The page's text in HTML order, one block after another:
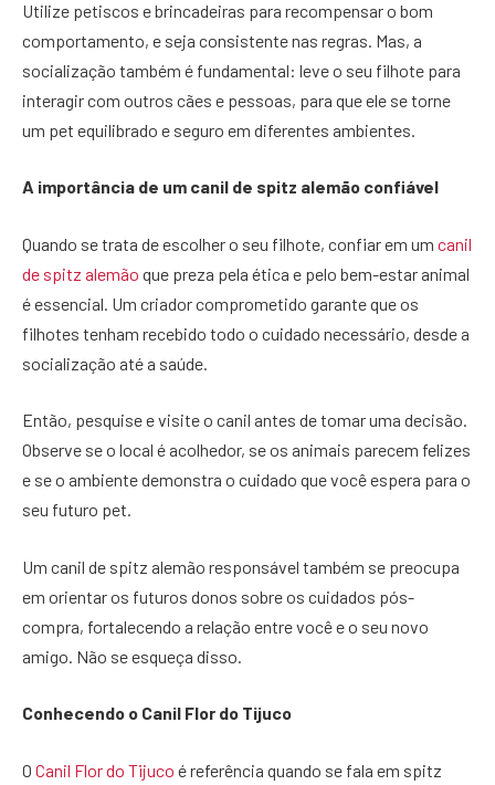
Utilize petiscos e brincadeiras para recompensar o bom
comportamento, e seja consistente nas regras. Mas, a
socialização também é fundamental: leve o seu filhote para
interagir com outros cães e pessoas, para que ele se torne
um pet equilibrado e seguro em diferentes ambientes.
A importância de um canil de spitz alemão confiável
Quando se trata de escolher o seu filhote, confiar em um canil
de spitz alemão que preza pela ética e pelo bem-estar animal
é essencial. Um criador comprometido garante que os
filhotes tenham recebido todo o cuidado necessário, desde a
socialização até a saúde.
Então, pesquise e visite o canil antes de tomar uma decisão.
Observe se o local é acolhedor, se os animais parecem felizes
e se o ambiente demonstra o cuidado que você espera para o
seu futuro pet.
Um canil de spitz alemão responsável também se preocupa
em orientar os futuros donos sobre os cuidados pós-
compra, fortalecendo a relação entre você e o seu novo
amigo. Não se esqueça disso.
Conhecendo o Canil Flor do Tijuco
O Canil Flor do Tijuco é referência quando se fala em spitz